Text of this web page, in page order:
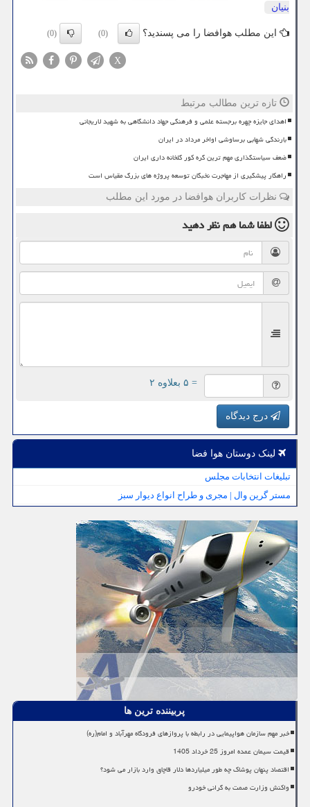
بنیان
این مطلب هوافضا را می پسندید؟ (0)
(0)
X
تازه ترین مطالب مرتبط
اهدای جایزه چهره برجسته علمی و فرهنگی جهاد دانشگاهی به شهید لاریجانی
بارندگی شهابی برساوشی اواخر مرداد در ایران
ضعف سیاستگذاری مهم ترین گره کور گلخانه داری ایران
راهکار پیشگیری از مهاجرت نخبگان توسعه پروژه های بزرگ مقیاس است
نظرات کاربران هوافضا در مورد این مطلب
لطفا شما همنظر دهید
= ۵ بعلاوه ۲
درج دیدگاه
لینک دوستان هوا فضا
تبلیغات انتخابات مجلس
مستر گرین وال | مجری و طراح انواع دیوار سبز
پربیننده ترین ها
خبر مهم سازمان هواپیمایی در رابطه با پروازهای فرودگاه مهرآباد و امام(ره)
قیمت سیمان عمده امروز 25 خرداد 1405
اقتصاد پنهان پوشاک چه طور میلیاردها دلار قاچاق وارد بازار می شود؟
واکنش وزارت صمت به گرانی خودرو